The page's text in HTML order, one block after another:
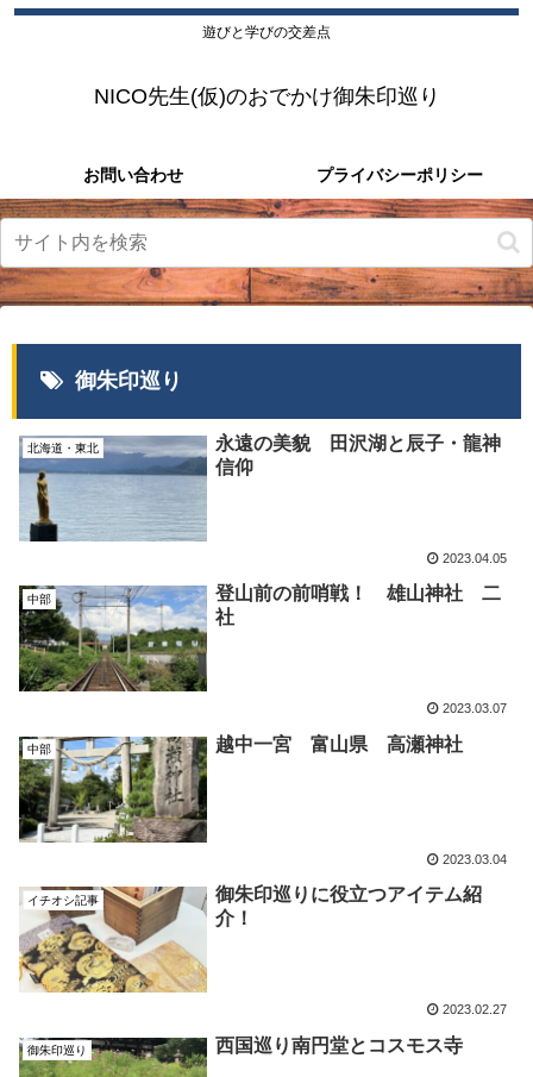
遊びと学びの交差点
NICO先生(仮)のおでかけ御朱印巡り
お問い合わせ プライバシーポリシー
御朱印巡り
北海道・東北
永遠の美貌 田沢湖と辰子・龍神
信仰
2023.04.05
中部
登山前の前哨戦！ 雄山神社 二
社
2023.03.07
中部 越中一宮 富山県 高瀬神社
2023.03.04
イチオシ記事
御朱印巡りに役立つアイテム紹
介！
2023.02.27
御朱印巡り 西国巡り南円堂とコスモス寺